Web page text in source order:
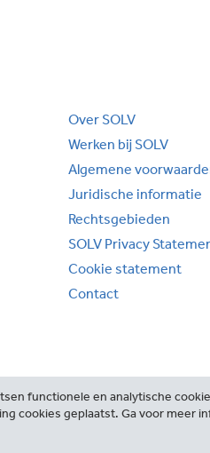
Over SOLV
Werken bij SOLV
Algemene
Juridische informatie
Rechtsgebieden
SOLV Privacy
Cookie statement
Contact
functionele en analytische
cookies geplaatst. Ga voor meer